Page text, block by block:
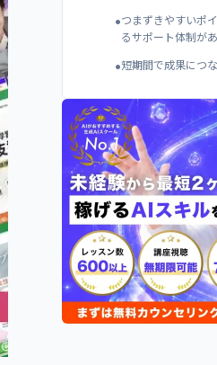
•つまずきやすいポ
るサポート体制が
•短期間で成果につ
2.ChatGPTスクール
7つ
•自分の学習目的に
ム内容か確認する
•初心者向けか中上
ベルをチェックする
•受講形式がオンラ
に合う方を選ぶ
•質問サポートの回
を事前に把握する